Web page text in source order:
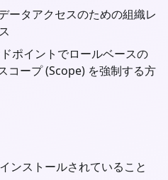
ータアクセスのための組織レ
ドポイントでロールベースの
コープ (Scope) を強制する方
ンストールされていること